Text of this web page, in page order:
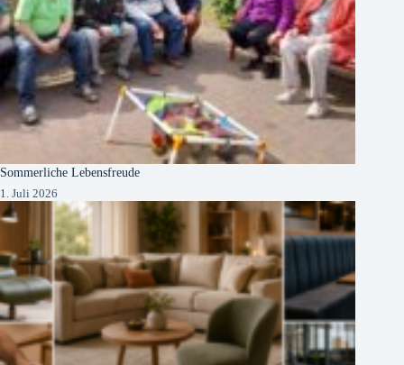
Sommerliche Lebensfreude
1. Juli 2026